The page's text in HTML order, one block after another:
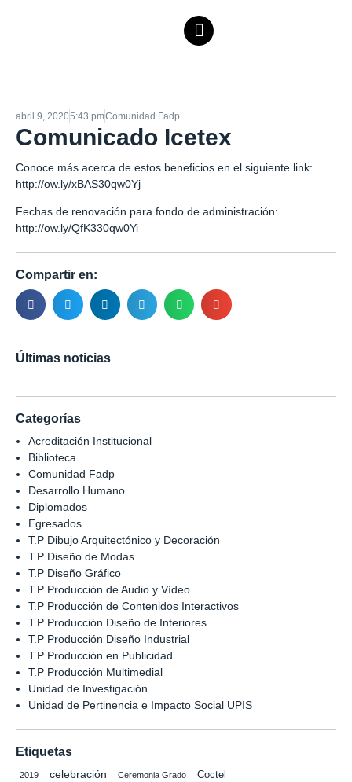
abril 9, 20205:43 pmComunidad Fadp
Comunicado Icetex
Conoce más acerca de estos beneficios en el siguiente link:
http://ow.ly/xBAS30qw0Yj
Fechas de renovación para fondo de administración:
http://ow.ly/QfK330qw0Yi
Compartir en:
Últimas noticias
Categorías
Acreditación Institucional
Biblioteca
Comunidad Fadp
Desarrollo Humano
Diplomados
Egresados
T.P Dibujo Arquitectónico y Decoración
T.P Diseño de Modas
T.P Diseño Gráfico
T.P Producción de Audio y Vídeo
T.P Producción de Contenidos Interactivos
T.P Producción Diseño de Interiores
T.P Producción Diseño Industrial
T.P Producción en Publicidad
T.P Producción Multimedial
Unidad de Investigación
Unidad de Pertinencia e Impacto Social UPIS
Etiquetas
2019 celebración Ceremonia Grado Coctel